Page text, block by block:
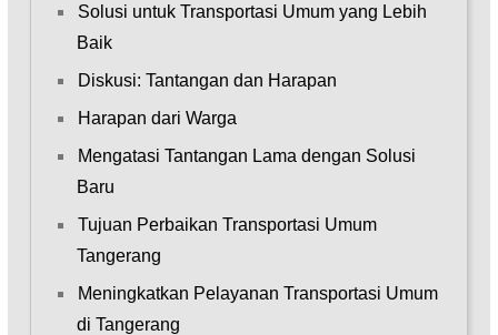
Solusi untuk Transportasi Umum yang Lebih
Baik
Diskusi: Tantangan dan Harapan
Harapan dari Warga
Mengatasi Tantangan Lama dengan Solusi
Baru
Tujuan Perbaikan Transportasi Umum
Tangerang
Meningkatkan Pelayanan Transportasi Umum
di Tangerang